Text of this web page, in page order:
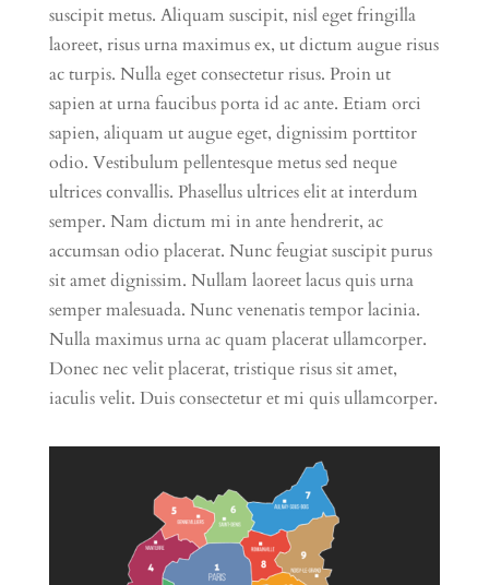
suscipit metus. Aliquam suscipit, nisl eget fringilla
laoreet, risus urna maximus ex, ut dictum augue risus
ac turpis. Nulla eget consectetur risus. Proin ut
sapien at urna faucibus porta id ac ante. Etiam orci
sapien, aliquam ut augue eget, dignissim porttitor
odio. Vestibulum pellentesque metus sed neque
ultrices convallis. Phasellus ultrices elit at interdum
semper. Nam dictum mi in ante hendrerit, ac
accumsan odio placerat. Nunc feugiat suscipit purus
sit amet dignissim. Nullam laoreet lacus quis urna
semper malesuada. Nunc venenatis tempor lacinia.
Nulla maximus urna ac quam placerat ullamcorper.
Donec nec velit placerat, tristique risus sit amet,
iaculis velit. Duis consectetur et mi quis ullamcorper.